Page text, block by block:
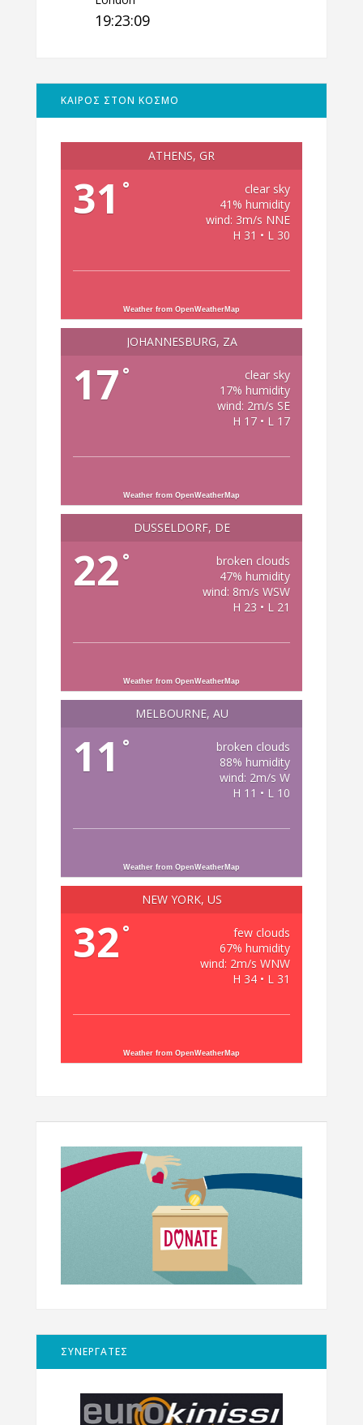
19:23:09
ΚΑΙΡΟΣ ΣΤΟΝ ΚΟΣΜΟ
ATHENS, GR
31 °
clear sky
41% humidity
wind: 3m/s NNE
H 31 • L 30
Weather from OpenWeatherMap
JOHANNESBURG, ZA
17 °
clear sky
17% humidity
wind: 2m/s SE
H 17 • L 17
Weather from OpenWeatherMap
DÜSSELDORF, DE
22 °
broken clouds
47% humidity
wind: 8m/s WSW
H 23 • L 21
Weather from OpenWeatherMap
MELBOURNE, AU
11 °
broken clouds
88% humidity
wind: 2m/s W
H 11 • L 10
Weather from OpenWeatherMap
NEW YORK, US
32 °
few clouds
67% humidity
wind: 2m/s WNW
H 34 • L 31
Weather from OpenWeatherMap
ΣΥΝΕΡΓΑΤΕΣ